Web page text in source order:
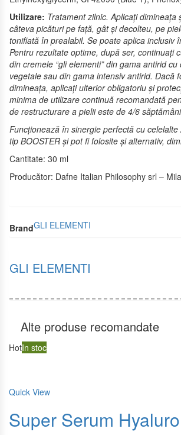
Utilizare: Tratament zilnic. Aplicați dimineața
câteva picături pe față, gât și decolteu, pe
tonifiată în prealabil. Se poate aplica inclusiv
Pentru rezultate optime, după ser, continuați
din cremele “gli elementi” din gama antirid cu
vegetale sau din gama intensiv antirid. Dacă
dimineața, aplicați ulterior obligatoriu și
minima de utilizare continuă recomandată
de restructurare a pielii este de 4/6
Funcționează în sinergie perfectă cu
tip BOOSTER și pot fi folosite și alternativ,
Cantitate: 30 ml
Producător: Dafne Italian Philosophy srl –
BrandGLI ELEMENTI
GLI ELEMENTI
Alte produse recomandate
HotIn stoc
Quick View
Super Serum